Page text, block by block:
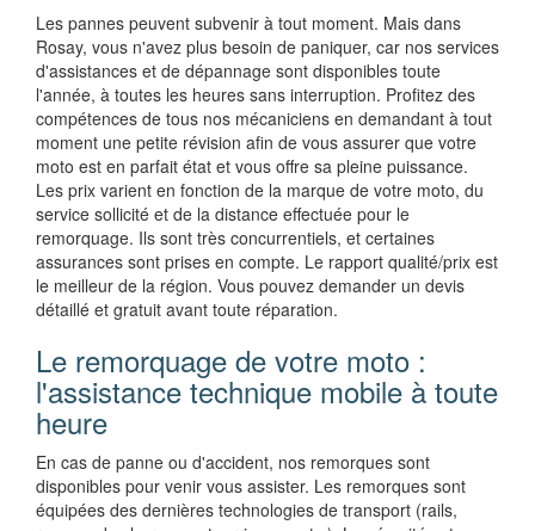
Les pannes peuvent subvenir à tout moment. Mais dans
Rosay, vous n'avez plus besoin de paniquer, car nos services
d'assistances et de dépannage sont disponibles toute
l'année, à toutes les heures sans interruption. Profitez des
compétences de tous nos mécaniciens en demandant à tout
moment une petite révision afin de vous assurer que votre
moto est en parfait état et vous offre sa pleine puissance.
Les prix varient en fonction de la marque de votre moto, du
service sollicité et de la distance effectuée pour le
remorquage. Ils sont très concurrentiels, et certaines
assurances sont prises en compte. Le rapport qualité/prix est
le meilleur de la région. Vous pouvez demander un devis
détaillé et gratuit avant toute réparation.
Le remorquage de votre moto :
l'assistance technique mobile à toute
heure
En cas de panne ou d'accident, nos remorques sont
disponibles pour venir vous assister. Les remorques sont
équipées des dernières technologies de transport (rails,